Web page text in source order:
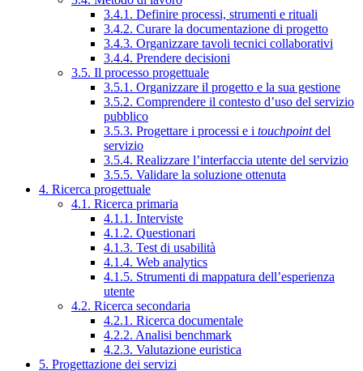
3.4.1. Definire processi, strumenti e rituali
3.4.2. Curare la documentazione di progetto
3.4.3. Organizzare tavoli tecnici collaborativi
3.4.4. Prendere decisioni
3.5. Il processo progettuale
3.5.1. Organizzare il progetto e la sua gestione
3.5.2. Comprendere il contesto d’uso del servizio
pubblico
3.5.3. Progettare i processi e i touchpointdel
servizio
3.5.4. Realizzare l’interfaccia utente del servizio
3.5.5. Validare la soluzione ottenuta
4. Ricerca progettuale
4.1. Ricerca primaria
4.1.1. Interviste
4.1.2. Questionari
4.1.3. Test di usabilità
4.1.4. Web analytics
4.1.5. Strumenti di mappatura dell’esperienza
utente
4.2. Ricerca secondaria
4.2.1. Ricerca documentale
4.2.2. Analisi benchmark
4.2.3. Valutazione euristica
5. Progettazione dei servizi